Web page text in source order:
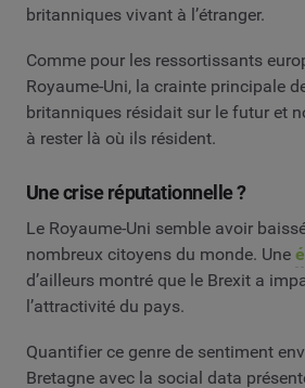
britanniques vivant à l’étranger.
Comme pour les ressortissants
Royaume-Uni, la crainte principale
britanniques résidait sur le futur et
à rester là où ils résident.
Une crise réputationnelle ?
Le Royaume-Uni semble avoir
nombreux citoyens du monde. Une
d’ailleurs montré que le Brexit a
l’attractivité du pays.
Quantifier ce genre de sentiment
Bretagne avec la social data